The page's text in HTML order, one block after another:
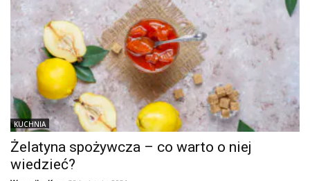
KUCHNIA
Żelatyna spożywcza – co warto o niej
wiedzieć?